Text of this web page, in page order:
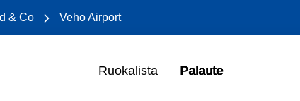
& Co Veho Airport
Ruokalista Palaute